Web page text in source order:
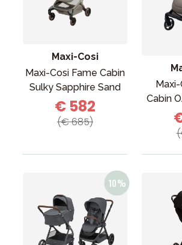
Maxi-Cosi
Maxi-Cosi Fame Cabin
Sulky Sapphire Sand
€ 582
(€ 685)
Cabin
Tarvikkeet
Varaosat
Kampanjat
Lahjavinkkejä
Suosikit
Tavaramerkit
Aurinko ja uinti
Ota meihin yhteyttä
Myymälämme